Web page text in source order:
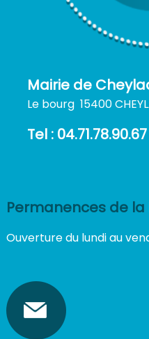
Mairie de
Le bourg 15400
Tel : 04.71.78.90.67
Permanences de la
Ouverture du lundi au